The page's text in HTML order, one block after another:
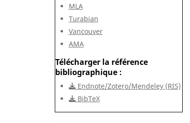
MLA
Turabian
Vancouver
AMA
Télécharger la référence
bibliographique
Endnote/Zotero/Mendeley (RIS)
BibTeX